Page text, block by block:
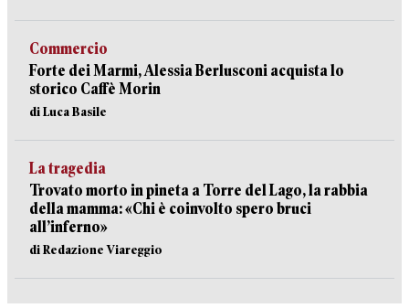
Commercio
Forte dei Marmi, Alessia Berlusconi acquista lo
storico Caffè Morin
di Luca Basile
La tragedia
Trovato morto in pineta a Torre del Lago, la rabbia
della mamma: «Chi è coinvolto spero bruci
all’inferno»
di Redazione Viareggio